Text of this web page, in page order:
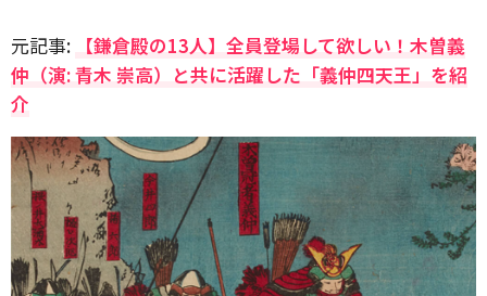
元記事: 【鎌倉殿の13人】全員登場して欲しい！木曽義
仲（演: 青木 崇高）と共に活躍した「義仲四天王」を紹
介